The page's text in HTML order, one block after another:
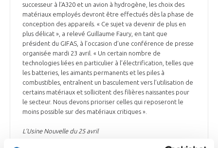
successeur à l’A320 et un avion à hydrogène, les choix des
matériaux employés devront être effectués dès la phase de
conception des appareils. « Ce sujet va devenir de plus en
plus délicat », a relevé Guillaume Faury, en tant que
président du GIFAS, à l’occasion d’une conférence de presse
organisée mardi 23 avril. « Un certain nombre de
technologies liées en particulier à l’électrification, telles que
les batteries, les aimants permanents et les piles à
combustibles, entraînent un basculement vers l’utilisation de
certains matériaux et sollicitent des filières naissantes pour
le secteur. Nous devons prioriser celles qui reposeront le
moins possible sur des matériaux critiques ».
L’Usine Nouvelle du 25 avril